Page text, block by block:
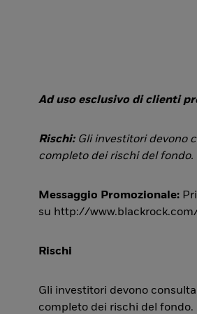
Ad uso esclusivo di clienti
Rischi: Gli investitori devono
completo dei rischi del fondo.
Messaggio Promozionale:
su http://
Rischi
Gli investitori devono
completo dei rischi del fondo.